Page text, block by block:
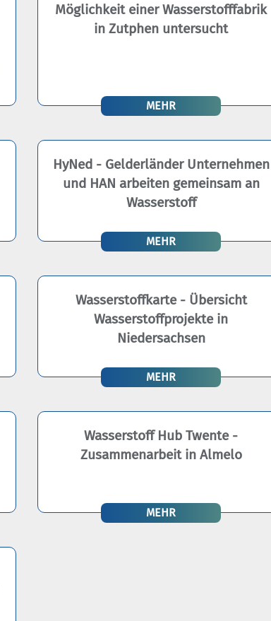
Möglichkeit einer Wasserstofffabrik
in Zutphen untersucht
MEHR
HyNed - Gelderländer Unternehmen
und HAN arbeiten gemeinsam an
Wasserstoff
MEHR
Wasserstoffkarte - Übersicht
Wasserstoffprojekte in
Niedersachsen
MEHR
Wasserstoff Hub Twente -
Zusammenarbeit in Almelo
MEHR